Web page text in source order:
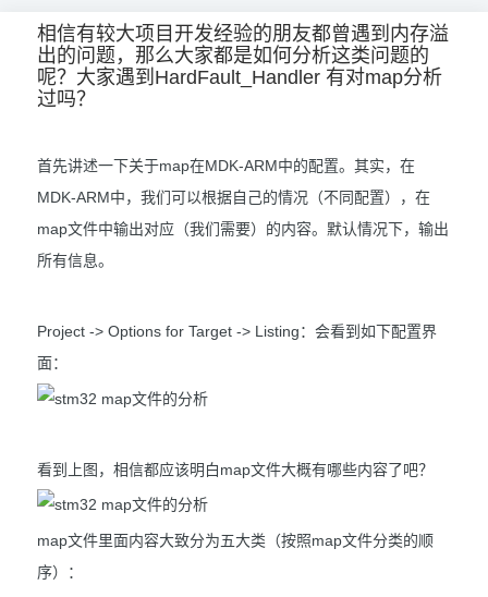
相信有较大项目开发经验的朋友都曾遇到内存溢
出的问题，那么大家都是如何分析这类问题的
呢？大家遇到HardFault_Handler 有对map分析
过吗？
首先讲述一下关于map在MDK-ARM中的配置。其实，在
MDK-ARM中，我们可以根据自己的情况（不同配置），在
map文件中输出对应（我们需要）的内容。默认情况下，输出
所有信息。
Project -> Options for Target -> Listing：会看到如下配置界
面：
看到上图，相信都应该明白map文件大概有哪些内容了吧？
map文件里面内容大致分为五大类（按照map文件分类的顺
序）：